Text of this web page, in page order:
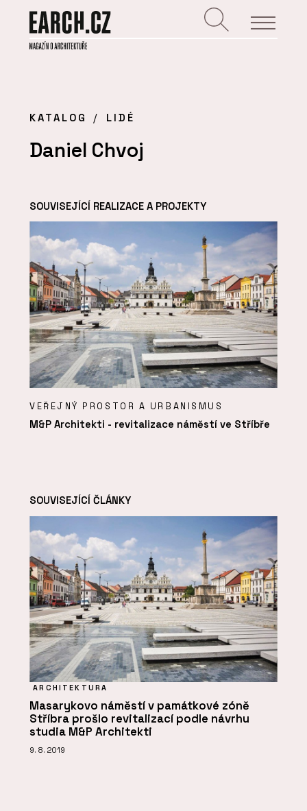
KATALOG LIDÉ
Daniel Chvoj
SOUVISEJÍCÍ REALIZACE A PROJEKTY
VEŘEJNÝ PROSTOR A URBANISMUS
M&P Architekti - revitalizace náměstí ve Stříbře
SOUVISEJÍCÍ ČLÁNKY
ARCHITEKTURA
Masarykovo náměstí v památkové zóně
Stříbra prošlo revitalizací podle návrhu
studia M&P Architekti
9. 8. 2019